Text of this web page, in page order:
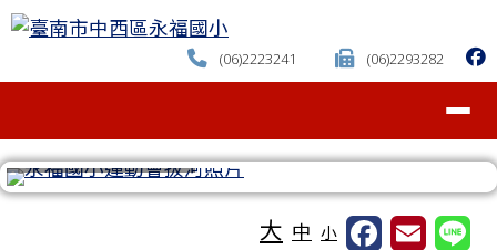
跳至主內容區
臺南市中西區永福國小
(06)2223241 (06)2293282
大 中 小